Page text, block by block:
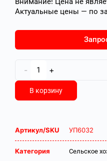
Актуальные цены — по
- +
В корзину
Артикул/SKU УП6032
Категория Сельское